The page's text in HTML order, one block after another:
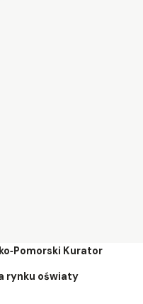
Kurator
rynku oświaty